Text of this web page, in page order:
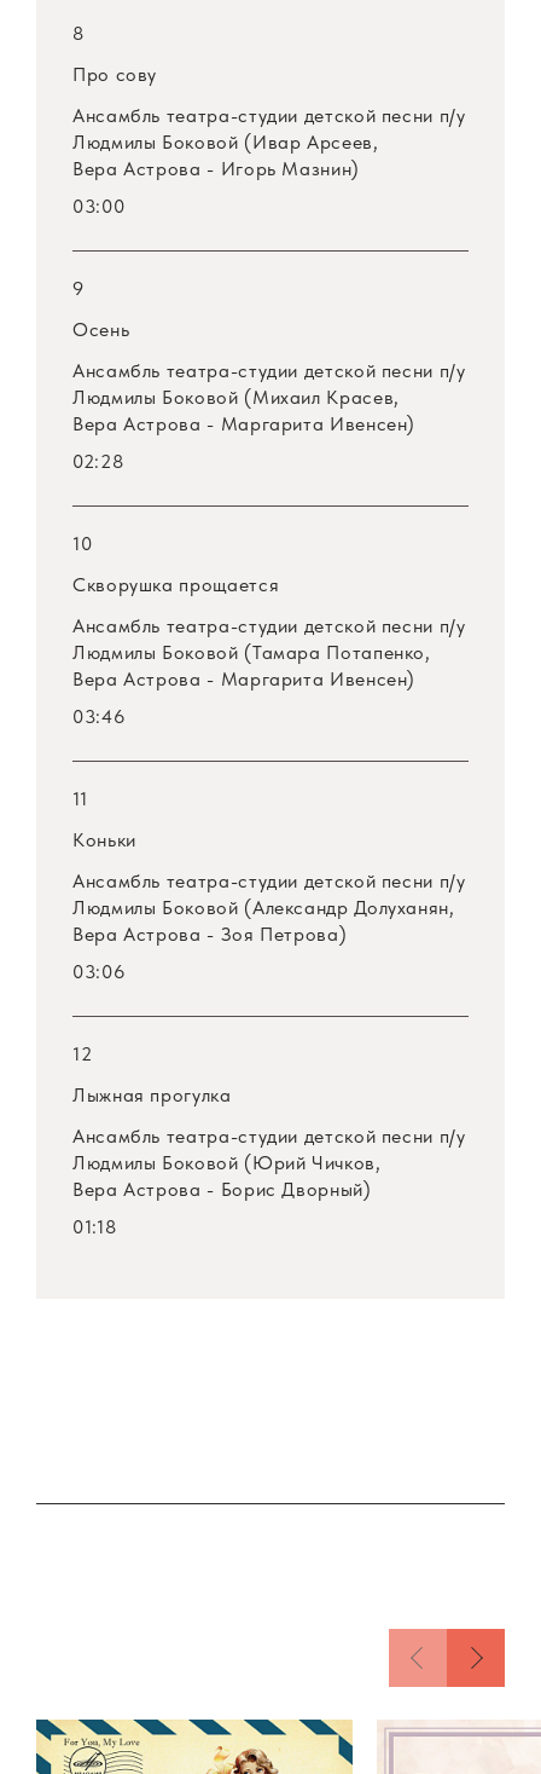
8
Про сову
Ансамбль театра-студии детской песни п/у
Людмилы Боковой (Ивар Арсеев,
Вера Астрова - Игорь Мазнин)
03:00
9
Осень
Ансамбль театра-студии детской песни п/у
Людмилы Боковой (Михаил Красев,
Вера Астрова - Маргарита Ивенсен)
02:28
10
Скворушка прощается
Ансамбль театра-студии детской песни п/у
Людмилы Боковой (Тамара Потапенко,
Вера Астрова - Маргарита Ивенсен)
03:46
11
Коньки
Ансамбль театра-студии детской песни п/у
Людмилы Боковой (Александр Долуханян,
Вера Астрова - Зоя Петрова)
03:06
12
Лыжная прогулка
Ансамбль театра-студии детской песни п/у
Людмилы Боковой (Юрий Чичков,
Вера Астрова - Борис Дворный)
01:18